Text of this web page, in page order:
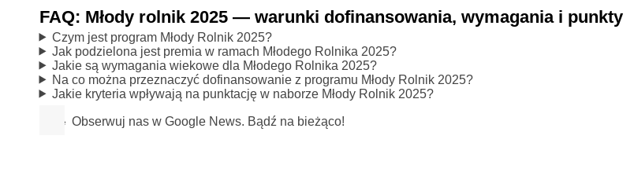
FAQ: Młody rolnik 2025 — warunki dofinansowania, wymagania i punkty
Czym jest program Młody Rolnik 2025?
Jak podzielona jest premia w ramach Młodego Rolnika 2025?
Jakie są wymagania wiekowe dla Młodego Rolnika 2025?
Na co można przeznaczyć dofinansowanie z programu Młody Rolnik 2025?
Jakie kryteria wpływają na punktację w naborze Młody Rolnik 2025?
Obserwuj nas w Google News. Bądź na bieżąco!